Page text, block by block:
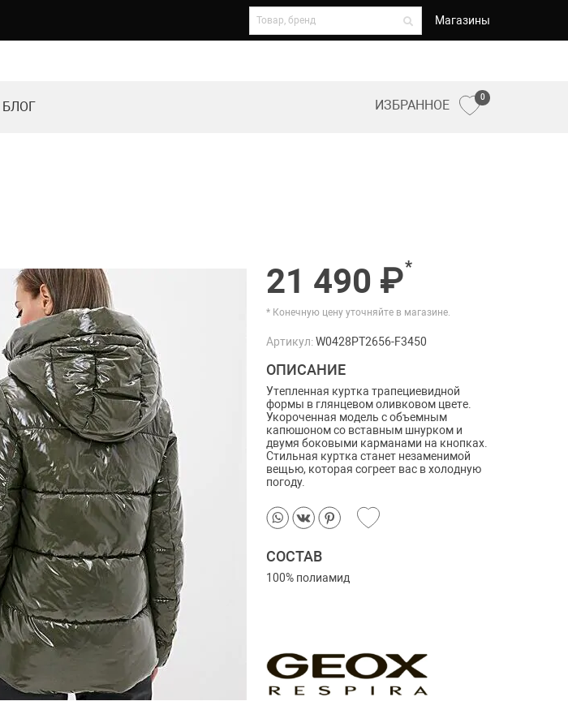
Магазины
БЛОГ ИЗБРАННОЕ
0
21 490 ₽*
* Конечную цену уточняйте в магазине.
Артикул:W0428PT2656-F3450
ОПИСАНИЕ
Утепленная куртка трапециевидной
формы в глянцевом оливковом цвете.
Укороченная модель с объемным
капюшоном со вставным шнурком и
двумя боковыми карманами на кнопках.
Стильная куртка станет незаменимой
вещью, которая согреет вас в холодную
погоду.
СОСТАВ
100% полиамид